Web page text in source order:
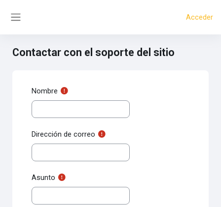
Acceder
Contactar con el soporte del sitio
Nombre
Dirección de correo
Asunto